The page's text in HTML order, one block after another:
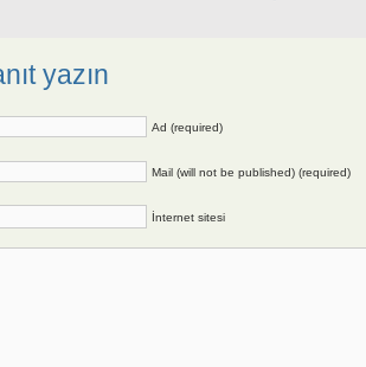
yazın
Ad (required)
Mail (will not be published) (required)
İnternet sitesi